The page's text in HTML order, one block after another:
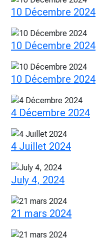
10 Décembre 2024
10 Décembre 2024
10 Décembre 2024
4 Décembre 2024
4 Juillet 2024
July 4, 2024
21 mars 2024